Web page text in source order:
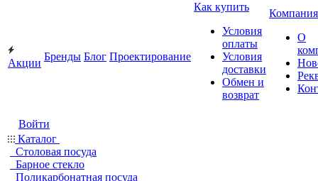
Акции
Бренды Блог Проектирование
Как купить
Условия
оплаты
Условия
доставки
Обмен и
возврат
Компания
О
Войти
Каталог
Столовая посуда
Барное стекло
Поликарбонатная посуда